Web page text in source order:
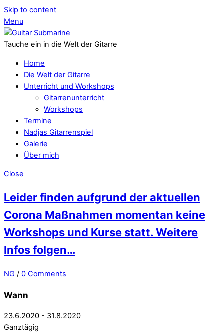
Skip to content
Menu
Tauche ein in die Welt der Gitarre
Home
Die Welt der Gitarre
Unterricht und Workshops
Gitarrenunterricht
Workshops
Termine
Nadjas Gitarrenspiel
Galerie
Über mich
Close
Leider finden aufgrund der aktuellen
Corona Maßnahmen momentan keine
Workshops und Kurse statt. Weitere
Infos folgen…
NG / 0 Comments
Wann
23.6.2020 - 31.8.2020
Ganztägig